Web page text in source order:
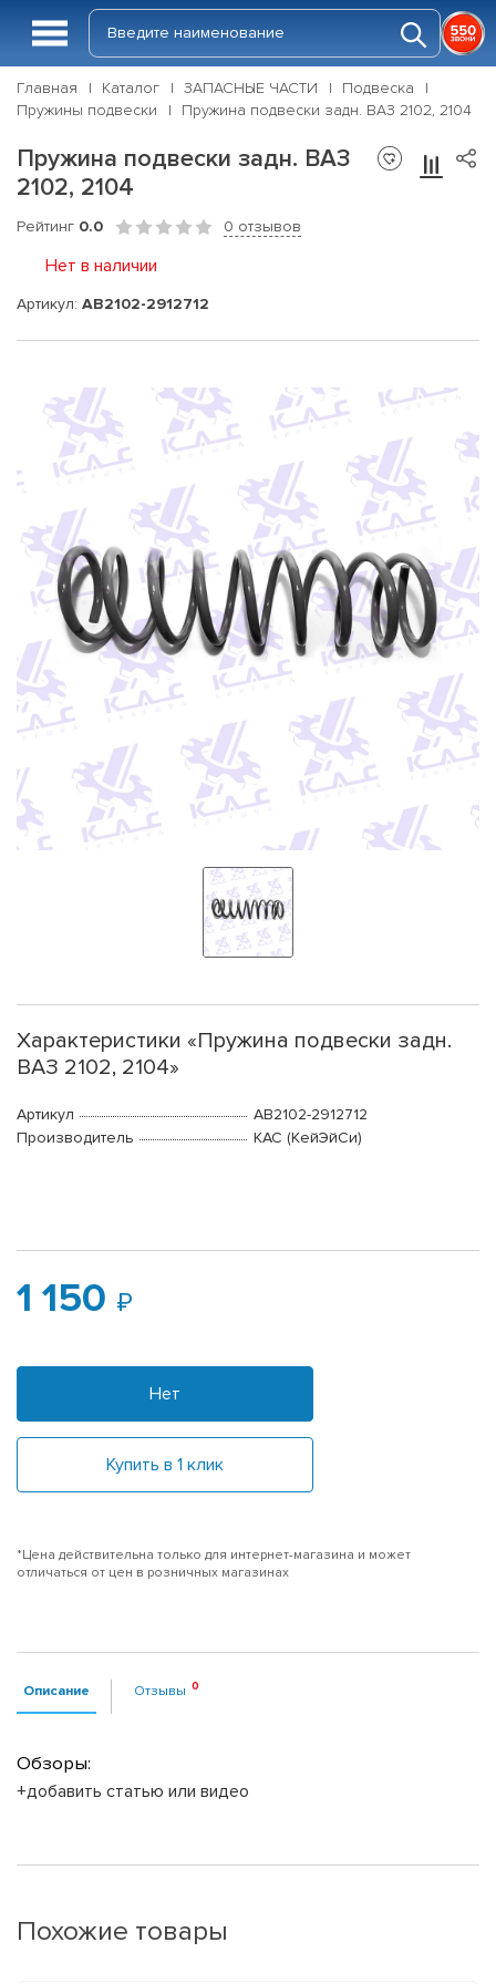
Главная Каталог ЗАПАСНЫЕ ЧАСТИ
Подвеска
Пружины подвески
Пружина подвески задн. ВАЗ 2102, 2104
Пружина подвески задн. ВАЗ
2102, 2104
Рейтинг 0.0 0 отзывов
Нет в наличии
Артикул: АВ2102-2912712
Характеристики «Пружина подвески задн.
ВАЗ 2102, 2104»
Артикул
АВ2102-2912712
Производитель
КАС (КейЭйСи)
1 150
Нет
Купить в 1 клик
*Цена действительна только для интернет-магазина и может
отличаться от цен в розничных магазинах
Описание Отзывы
Обзоры:
+добавить статью или видео
Похожие товары